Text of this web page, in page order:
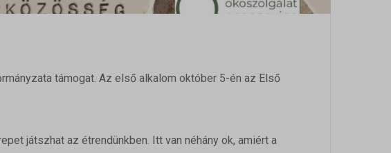
támogat. Az első alkalom október 5-én az Első
játszhat az étrendünkben. Itt van néhány ok, amiért a